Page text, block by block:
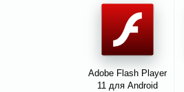
Adobe Flash Player
11 для Android